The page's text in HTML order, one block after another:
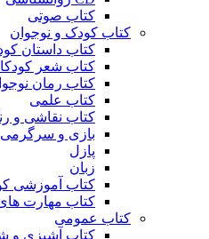
کتاب صوتی
کتاب کودک و نوجوان
کتاب داستان
کتاب شعر
کتاب رمان
کتاب علمی
کتاب نقاشی و
بازی و سرگرمی
پازل
زبان
کتاب آموزشی
کتاب مهارت
کتاب عمومی
کتاب آشپزی و